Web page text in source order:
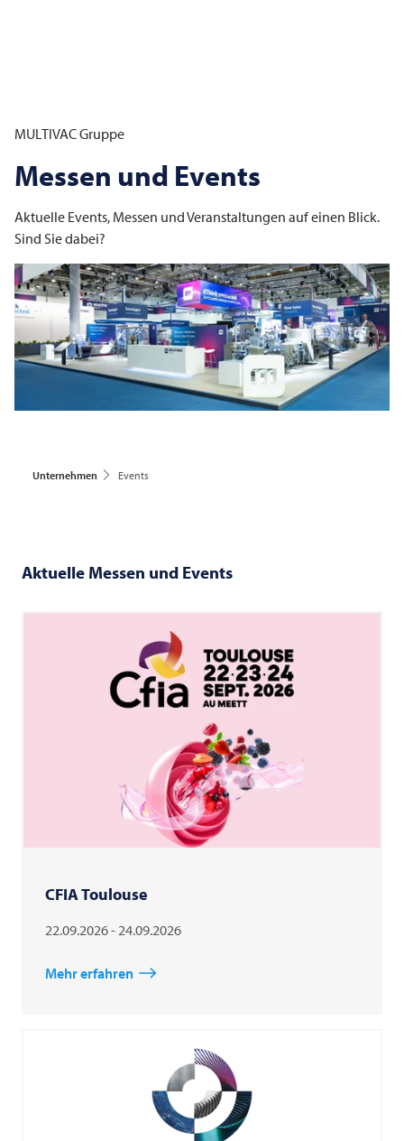
MULTIVACGruppe
Messen und Events
Aktuelle Events, Messen und Veranstaltungen auf einen Blick.
Sind Sie dabei?
Unternehmen Events
Aktuelle Messen und Events
CFIA Toulouse
22.09.2026 - 24.09.2026
Mehr erfahren